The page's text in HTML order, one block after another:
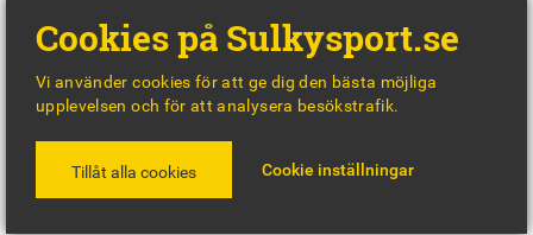
BY
Cookies på Sulkysport.se
Vi använder cookies för att ge dig den bästa möjliga
upplevelsen och för att analysera besökstrafik.
Tillåt alla cookies Cookie inställningar